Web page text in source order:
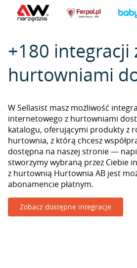
+180 integracji
hurtowniami
W Sellasist masz możliwość
internetowego z hurtowniami
katalogu, oferującymi produkty z
hurtownia, z którą chcesz
dostępna na naszej stronie —
stworzymy wybraną przez Ciebie
z hurtownią Hurtownia AB jest
abonamencie płatnym.
Zobacz dostępne integracje